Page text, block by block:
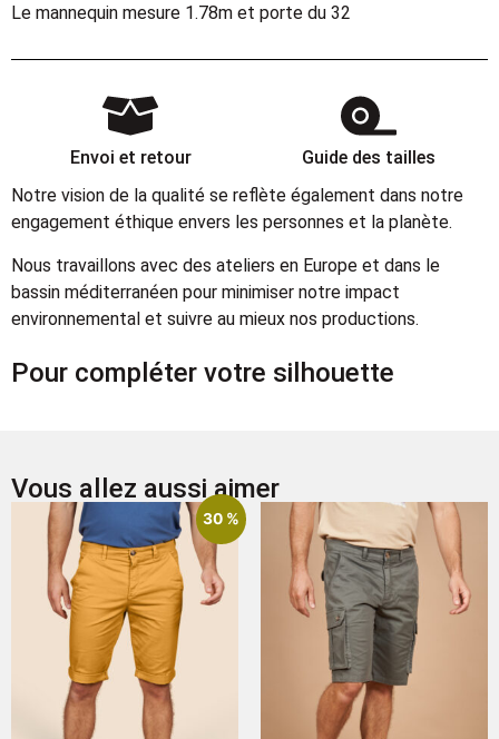
Le mannequin mesure 1.78m et porte du 32
Envoi et retour
Guide des tailles
Notre vision de la qualité se reflète également dans notre
engagement éthique envers les personnes et la planète.
Nous travaillons avec des ateliers en Europe et dans le
bassin méditerranéen pour minimiser notre impact
environnemental et suivre au mieux nos productions.
Pour compléter votre silhouette
Vous allez aussi aimer
30 %